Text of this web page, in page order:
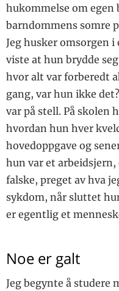
hukommelse om egen
barndommens somre
Jeg husker omsorgen
viste at hun brydde
hvor alt var forberedt
gang, var hun ikke
var på stell. På skolen
hvordan hun hver
hovedoppgave og
hun var et
falske, preget av hva
sykdom, når sluttet
er egentlig et
Noe er galt
Jeg begynte å studere